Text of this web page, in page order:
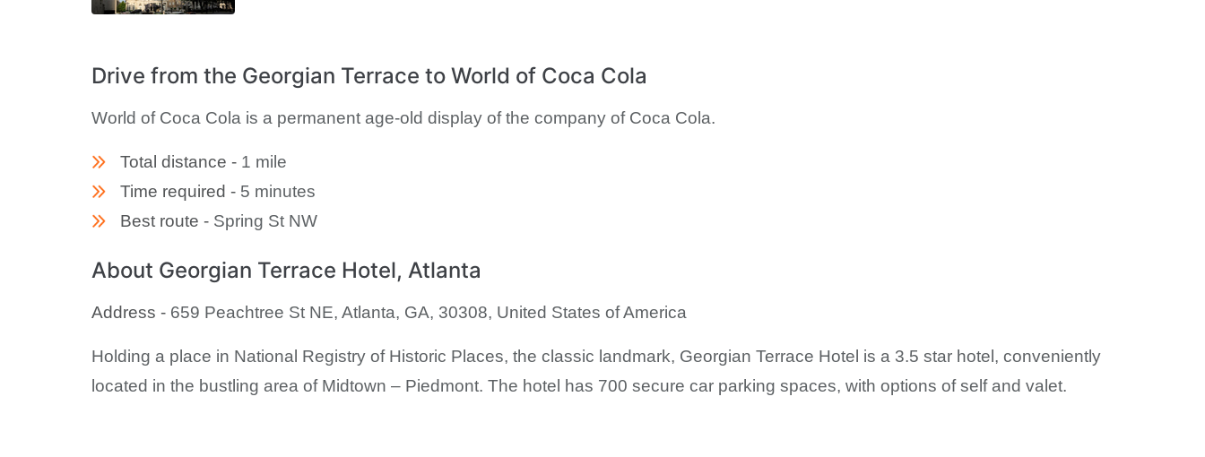
Drive from the Georgian Terrace to World of Coca Cola
World of Coca Cola is a permanent age-old display of the company of Coca Cola.
Total distance - 1 mile
Time required - 5 minutes
Best route - Spring St NW
About Georgian Terrace Hotel, Atlanta
Address - 659 Peachtree St NE, Atlanta, GA, 30308, United States of America
Holding a place in National Registry of Historic Places, the classic landmark, Georgian Terrace Hotel is a 3.5 star hotel, conveniently
located in the bustling area of Midtown – Piedmont. The hotel has 700 secure car parking spaces, with options of self and valet.